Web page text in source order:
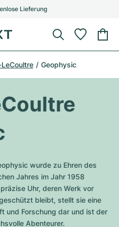
Lieferung
Geophysic
wurde zu Ehren des
Jahres im Jahr 1958
Uhr, deren Werk vor
bleibt, stellt sie eine
und Forschung dar und ist der
Abenteurer.